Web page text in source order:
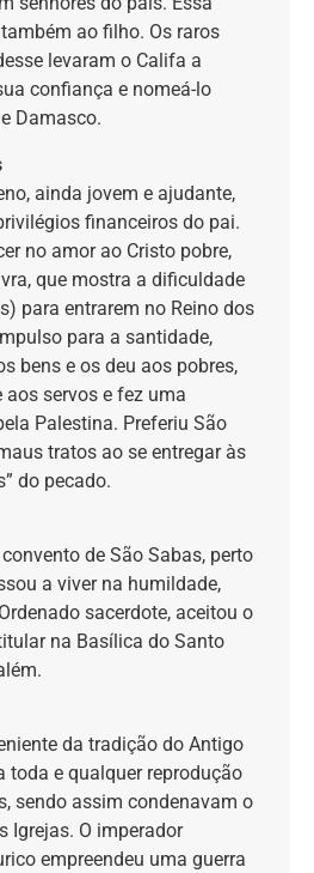
ao filho. Os raros
levaram o Califa a
confiança e nomeá-lo
Damasco.
ainda jovem e ajudante,
financeiros do pai.
no amor ao Cristo pobre,
que mostra a dificuldade
para entrarem no Reino dos
para a santidade,
bens e os deu aos pobres,
servos e fez uma
Palestina. Preferiu São
tratos ao se entregar às
do pecado.
de São Sabas, perto
a viver na humildade,
sacerdote, aceitou o
na Basílica do Santo
da tradição do Antigo
toda e qualquer reprodução
sendo assim condenavam o
Igrejas. O imperador
empreendeu uma guerra